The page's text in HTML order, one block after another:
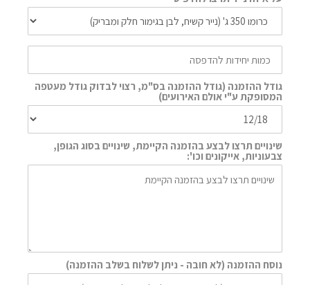
גודל ההזמנה (גודל ההזמנה בס"מ, רצוי לבדוק גודל מעטפה
המסופקת ע"י אולם האירועים)
שינויים תרצו לבצע בהזמנה הקיימת, שינויים בסוג הגופן,
צבעוניות, אייקונים וכו':
נוסח ההזמנה (לא חובה - ניתן לשלוח בשלב ההזמנה)